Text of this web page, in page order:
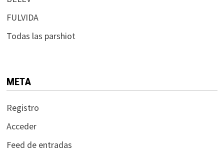
FULVIDA
Todas las parshiot
META
Registro
Acceder
Feed de entradas